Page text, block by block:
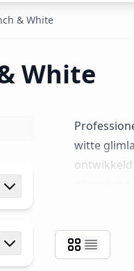
& White
White
witte
gels een